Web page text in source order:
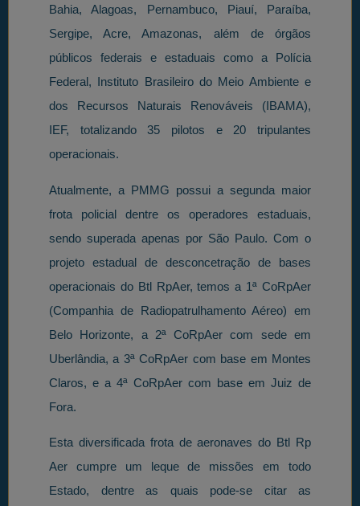
Bahia, Alagoas, Pernambuco, Piauí, Paraíba,
Sergipe, Acre, Amazonas, além de órgãos
públicos federais e estaduais como a Polícia
Federal, Instituto Brasileiro do Meio Ambiente e
dos Recursos Naturais Renováveis (IBAMA),
IEF, totalizando 35 pilotos e 20 tripulantes
operacionais.
Atualmente, a PMMG possui a segunda maior
frota policial dentre os operadores estaduais,
sendo superada apenas por São Paulo. Com o
projeto estadual de desconcetração de bases
operacionais do Btl RpAer, temos a 1ª CoRpAer
(Companhia de Radiopatrulhamento Aéreo) em
Belo Horizonte, a 2ª CoRpAer com sede em
Uberlândia, a 3ª CoRpAer com base em Montes
Claros, e a 4ª CoRpAer com base em Juiz de
Fora.
Esta diversificada frota de aeronaves do Btl Rp
Aer cumpre um leque de missões em todo
Estado, dentre as quais pode-se citar as